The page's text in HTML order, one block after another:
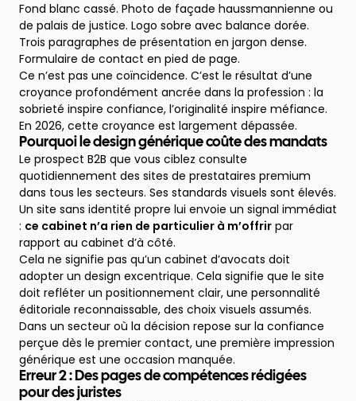
Fond blanc cassé. Photo de façade haussmannienne ou
de palais de justice. Logo sobre avec balance dorée.
Trois paragraphes de présentation en jargon dense.
Formulaire de contact en pied de page.
Ce n’est pas une coïncidence. C’est le résultat d’une
croyance profondément ancrée dans la profession : la
sobrieté inspire confiance, l’originalité inspire méfiance.
En 2026, cette croyance est largement dépassée.
Pourquoi le design générique coûte des mandats
Le prospect B2B que vous ciblez consulte
quotidiennement des sites de prestataires premium
dans tous les secteurs. Ses standards visuels sont élevés.
Un site sans identité propre lui envoie un signal immédiat
: ce cabinet n’a rien de particulier à m’offrir par
rapport au cabinet d’à côté.
Cela ne signifie pas qu’un cabinet d’avocats doit
adopter un design excentrique. Cela signifie que le site
doit refléter un positionnement clair, une personnalité
éditoriale reconnaissable, des choix visuels assumés.
Dans un secteur où la décision repose sur la confiance
perçue dès le premier contact, une première impression
générique est une occasion manquée.
Erreur 2 : Des pages de compétences rédigées
pour des juristes